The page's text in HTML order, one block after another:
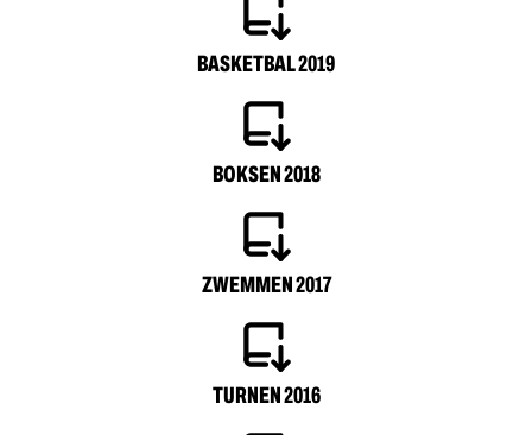
BASKETBAL 2019
BOKSEN 2018
ZWEMMEN 2017
TURNEN 2016